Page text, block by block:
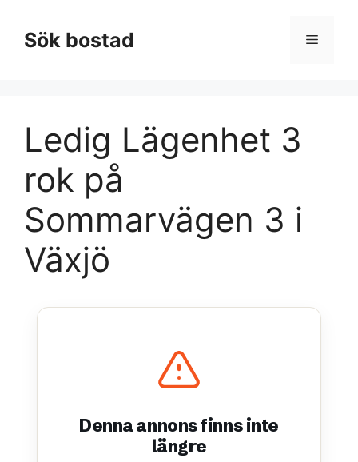
innehållSök bostad Meny
Ledig Lägenhet 3
rok på
Sommarvägen 3 i
Växjö
Denna annons finns inte
längre